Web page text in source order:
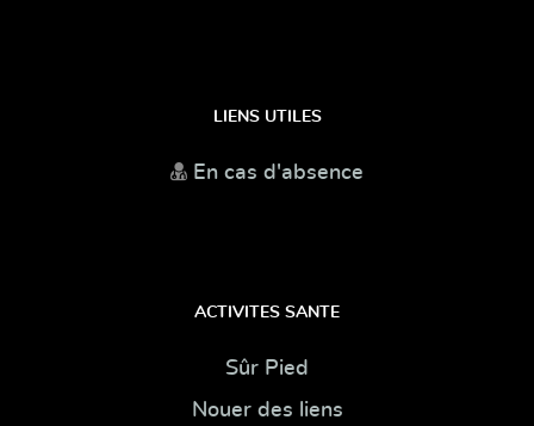
LIENS UTILES
En cas d'absence
ACTIVITES SANTE
Sûr Pied
Nouer des liens